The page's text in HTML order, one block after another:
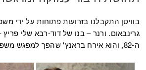
בוויטן התקבלנו בזרועות פתוחות על ידי
גרינבאום. ורנר – בנו של דוד-רבא שלי
ה-82, והוא אירח בראנץ' שהפך למפגש משפחתי מחמם לב.